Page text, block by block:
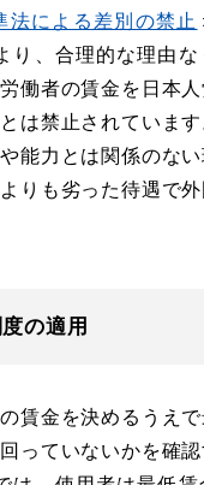
法による差別の禁止
り、合理的な理由な
働者の賃金を日本
は禁止されていま
能力とは関係のない
りも劣った待遇で
の適用
賃金を決めるうえで
っていないかを確